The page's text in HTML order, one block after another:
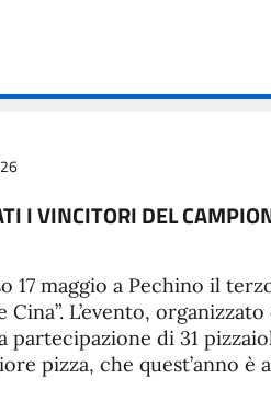
I VINCITORI DEL
17 maggio a Pechino il
Cina”. L’evento,
partecipazione di 31
pizza, che quest’anno è